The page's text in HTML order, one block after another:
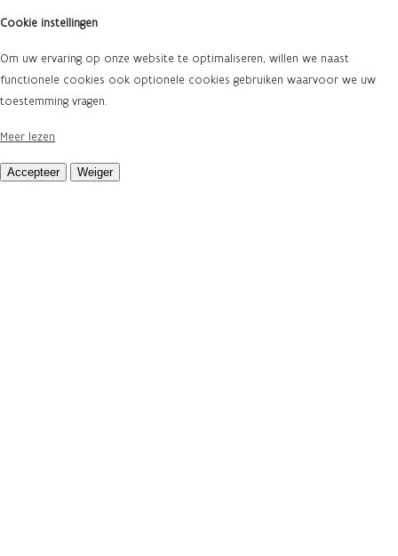
Cookie instellingen
Om uw ervaring op onze website te optimaliseren, willen we naast
functionele cookies ook optionele cookies gebruiken waarvoor we uw
toestemming vragen.
Meer lezen
Accepteer Weiger